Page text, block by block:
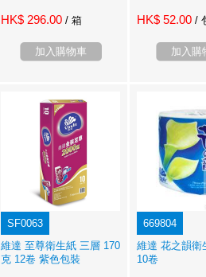
HK$ 296.00 / 箱
加入購物車
HK$ 52.00 /
加入購
SF0063
維達 至尊衛生紙 三層 170
克 12卷 紫色包裝
669804
維達 花之韻衛
10卷